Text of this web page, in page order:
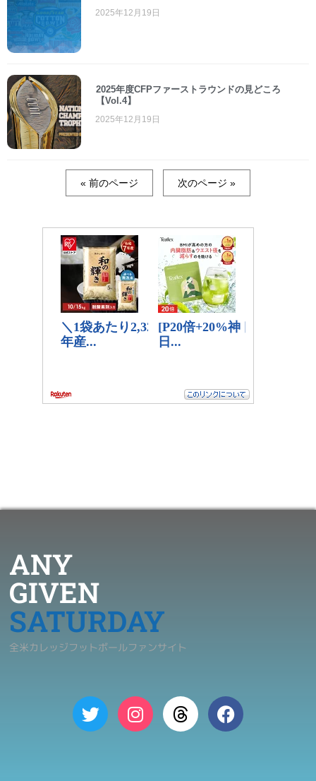
2025年12月19日
2025年度CFPファーストラウンドの見どころ
【Vol.4】
2025年12月19日
« 前のページ 次のページ »
ANY
GIVEN
SATURDAY
全米カレッジフットボールファンサイト